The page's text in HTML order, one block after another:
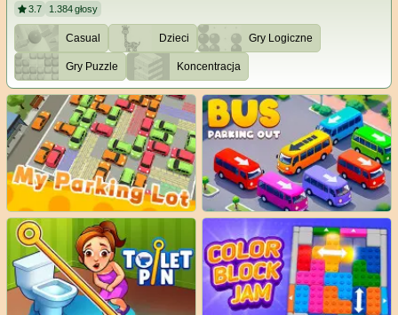
3.7 1.384głosy
Casual Dzieci Gry Logiczne
Gry Puzzle Koncentracja